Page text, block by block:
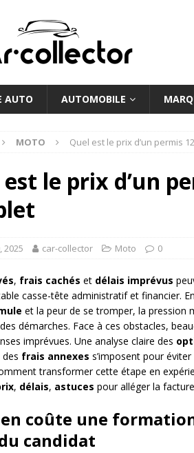
AUTO AUTOMOBILE
MOTO Quel est le prix d’un permis
le prix d’un
2025 car-collector Moto 0
, frais cachés et délais imprévus
casse-tête administratif et financier.
et la peur de se tromper, la pression
démarches. Face à ces obstacles,
imprévues. Une analyse claire des
frais annexes s’imposent pour
transformer cette étape en
, délais, astuces pour alléger la
coûte une
candidat